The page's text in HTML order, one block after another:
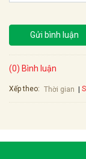
Gửi bình luận
(0) Bình luận
Xếp theo: Thời gian